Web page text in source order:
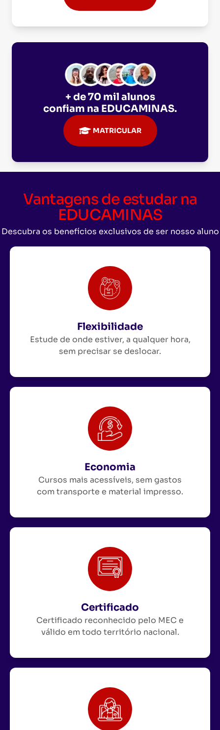
+ de 70 mil alunos
confiam na EDUCAMINAS.
MATRICULAR
Vantagens de estudar na
EDUCAMINAS
Descubra os benefícios exclusivos de ser nosso aluno
Flexibilidade
Estude de onde estiver, a qualquer hora,
sem precisar se deslocar.
Economia
Cursos mais acessíveis, sem gastos
com transporte e material impresso.
Certificado
Certificado reconhecido pelo MEC e
válido em todo território nacional.